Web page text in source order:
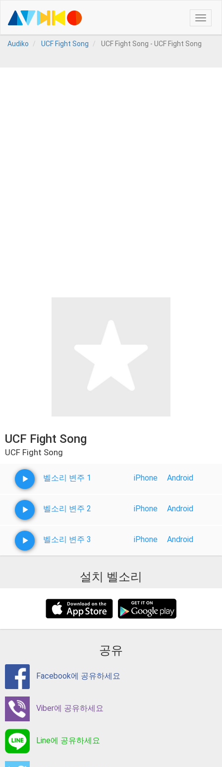
Toggle
Audiko
UCF Fight Song UCF Fight Song - UCF Fight Song
UCF Fight Song
UCF Fight Song
벨소리 변주 1 iPhone Android
벨소리 변주 2 iPhone Android
벨소리 변주 3 iPhone Android
설치 벨소리
공유
Facebook에 공유하세요
Viber에 공유하세요
Line에 공유하세요